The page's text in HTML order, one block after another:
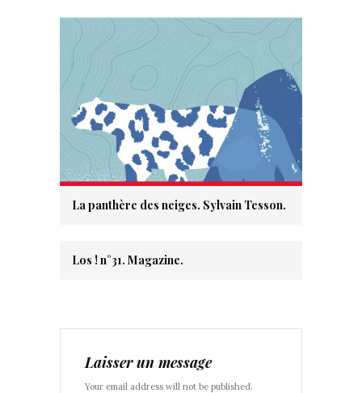
La panthère des neiges. Sylvain Tesson.
Los ! n°31. Magazine.
Laisser un message
Your email address will not be published.